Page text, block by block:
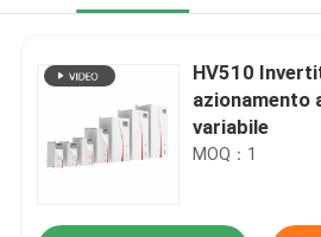
HV510
azionamento
variabile
MOQ：1